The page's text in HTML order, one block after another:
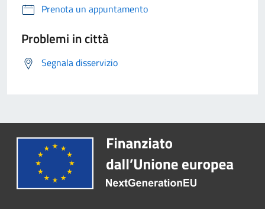
Prenota un appuntamento
Problemi in città
Segnala disservizio